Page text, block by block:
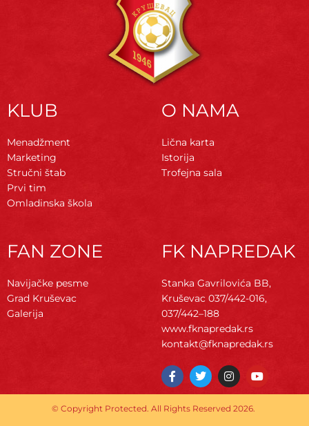
KLUB
Menadžment
Marketing
Stručni štab
Prvi tim
Omladinska škola
O NAMA
Lična karta
Istorija
Trofejna sala
FAN ZONE
Navijačke pesme
Grad Kruševac
Galerija
FK NAPREDAK
Stanka Gavrilovića BB,
Kruševac 037/442-016,
037/442–188
www.fknapredak.rs
kontakt@fknapredak.rs
F
a
c
e
b
T
w
i
t
t
I
n
s
t
a
Y
o
u
© Copyright Protected. All Rights Reserved 2026.